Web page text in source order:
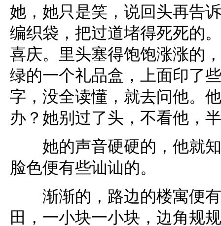
她，她只是笑，说回头再告
编织袋，把过道堵得死死的
喜庆。里头塞得饱饱涨涨的
绿的一个礼品盒，上面印了
字，没全读懂，就去问他。
办？她别过了头，不看他，
她的声音硬硬的，他就知
脸色便有些讪讪的。
渐渐的，路边的楼寓便有
田，一小块一小块，边角规